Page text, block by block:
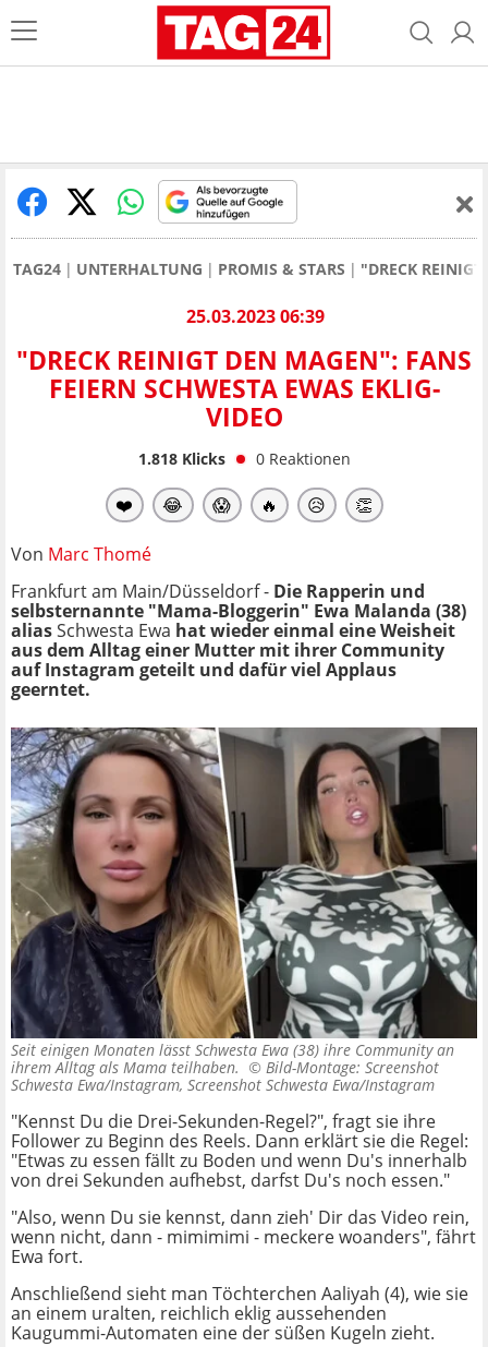
TAG24 UNTERHALTUNG PROMIS & STARS "DRECK
25.03.2023 06:39
"DRECK REINIGT DEN MAGEN": FANS
FEIERN SCHWESTA EWAS EKLIG-
VIDEO
1.818Klicks 0 Reaktionen
❤️ 😂 😱 🔥 😥 👏
Von Marc Thomé
Frankfurt am Main/Düsseldorf - Die Rapperin und
selbsternannte "Mama-Bloggerin" Ewa Malanda (38)
aliasSchwesta Ewa hat wieder einmal eine Weisheit
aus dem Alltag einer Mutter mit ihrer Community
auf Instagram geteilt und dafür viel Applaus
geerntet.
Seit einigen Monaten lässt Schwesta Ewa (38) ihre Community an
ihrem Alltag als Mama teilhaben. © Bild-Montage: Screenshot
Schwesta Ewa/Instagram, Screenshot Schwesta Ewa/Instagram
"Kennst Du die Drei-Sekunden-Regel?", fragt sie ihre
Follower zu Beginn des Reels. Dann erklärt sie die Regel:
"Etwas zu essen fällt zu Boden und wenn Du's innerhalb
von drei Sekunden aufhebst, darfst Du's noch essen."
"Also, wenn Du sie kennst, dann zieh' Dir das Video rein,
wenn nicht, dann - mimimimi - meckere woanders", fährt
Ewa fort.
Anschließend sieht man Töchterchen Aaliyah (4), wie sie
an einem uralten, reichlich eklig aussehenden
Kaugummi-Automaten eine der süßen Kugeln zieht.